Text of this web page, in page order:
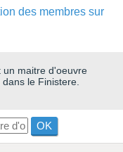
des membres sur
un maitre d'oeuvre
le Finistere.
OK